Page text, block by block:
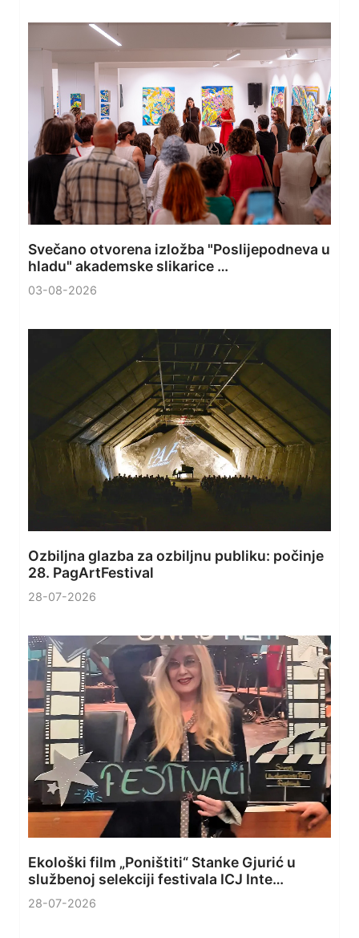
Svečano otvorena izložba "Poslijepodneva u
hladu" akademske slikarice …
03-08-2026
Ozbiljna glazba za ozbiljnu publiku: počinje
28. PagArtFestival
28-07-2026
Ekološki film „Poništiti“ Stanke Gjurić u
službenoj selekciji festivala ICJ Inte…
28-07-2026